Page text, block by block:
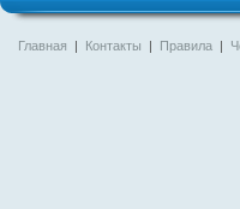
Главная | Контакты | Правила |